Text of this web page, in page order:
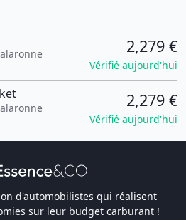
2,279 €
Vérifié aujourd'hui
2,279 €
Vérifié aujourd'hui
d'automobilistes qui réalisent
sur leur budget carburant !